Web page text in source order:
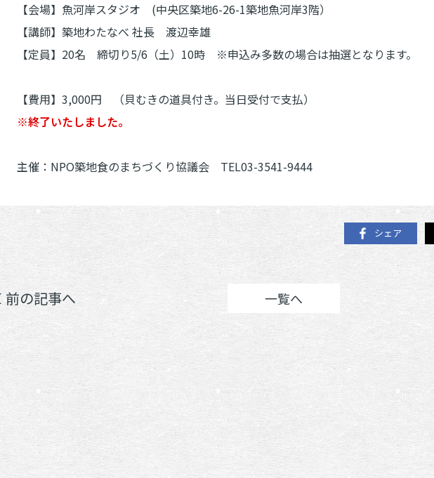
【会場】魚河岸スタジオ (中央区築地6-26-1築地魚河岸3階）
【講師】築地わたなべ 社長 渡辺幸雄
【定員】20名 締切り5/6（土）10時 ※申込み多数の場合は抽選となります。
【費用】3,000円 （貝むきの道具付き。当日受付で支払）
※終了いたしました。
主催：NPO築地食のまちづくり協議会 TEL03-3541-9444
シェア
前の記事へ 一覧へ